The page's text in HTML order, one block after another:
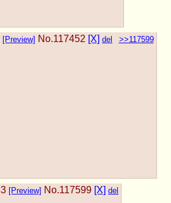
[Preview] No.117452 [X] del >>117599
[Preview] No.117599 [X] del